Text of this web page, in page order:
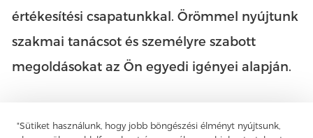
"Sütiket használunk, hogy jobb böngészési élményt nyújtsunk,
értékesítési csapatunkkal. Örömmel nyújtunk
szakmai tanácsot és személyre szabott
megoldásokat az Ön egyedi igényei alapján.